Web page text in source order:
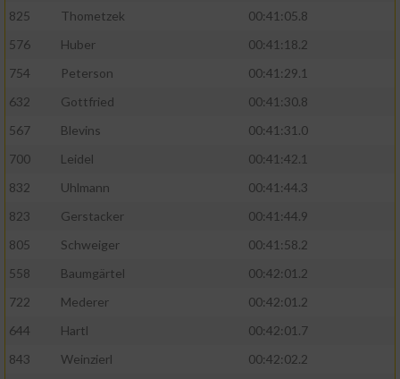
825
Thometzek
00:41:05.8
576
Huber
00:41:18.2
754
Peterson
00:41:29.1
632
Gottfried
00:41:30.8
567
Blevins
00:41:31.0
700
Leidel
00:41:42.1
832
Uhlmann
00:41:44.3
823
Gerstacker
00:41:44.9
805
Schweiger
00:41:58.2
558
Baumgärtel
00:42:01.2
722
Mederer
00:42:01.2
644
Hartl
00:42:01.7
843
Weinzierl
00:42:02.2